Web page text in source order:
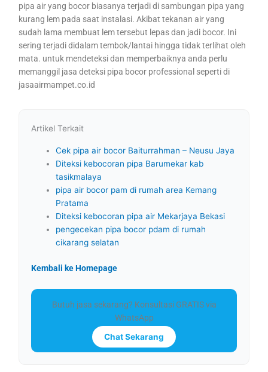
pipa air yang bocor biasanya terjadi di sambungan pipa yang
kurang lem pada saat instalasi. Akibat tekanan air yang
sudah lama membuat lem tersebut lepas dan jadi bocor. Ini
sering terjadi didalam tembok/lantai hingga tidak terlihat oleh
mata. untuk mendeteksi dan memperbaiknya anda perlu
memanggil jasa deteksi pipa bocor professional seperti di
jasaairmampet.co.id
Artikel Terkait
Cek pipa air bocor Baiturrahman – Neusu Jaya
Diteksi kebocoran pipa Barumekar kab
tasikmalaya
pipa air bocor pam di rumah area Kemang
Pratama
Diteksi kebocoran pipa air Mekarjaya Bekasi
pengecekan pipa bocor pdam di rumah
cikarang selatan
Kembali ke Homepage
Butuh jasa sekarang? Konsultasi GRATIS via
WhatsApp
Chat Sekarang